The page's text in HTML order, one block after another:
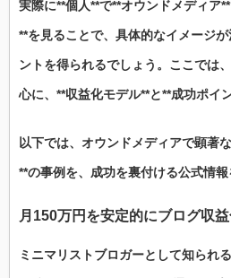
実際に**個人**で**オウンドメディア
**を見ることで、具体的なイメージ
ントを得られるでしょう。ここでは
心に、**収益化モデル**と**成功ポイ
以下では、オウンドメディアで顕著
**の事例を、成功を裏付ける公式情報
月150万円を安定的にブログ収
ミニマリストブロガーとして知られ